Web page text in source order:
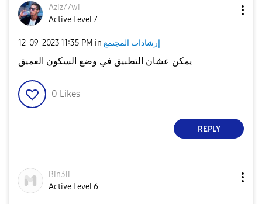
Aziz77wi
Active Level 7
‎12-09-202311:35 PM in إرشادات المجتمع
يمكن عشان التطبيق في وضع السكون العميق
0 Likes
REPLY
Bin3li
Active Level 6